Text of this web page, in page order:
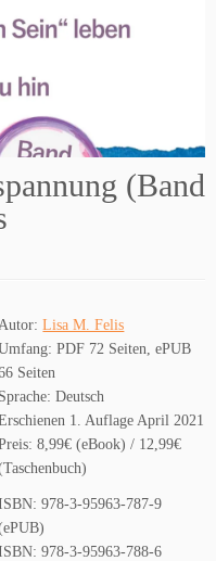
(Band
Autor:Lisa M. Felis
PDF 72 Seiten, ePUB
Seiten
Sprache: Deutsch
1. Auflage April 2021
8,99€ (eBook) / 12,99€
978-3-95963-787-9
978-3-95963-788-6